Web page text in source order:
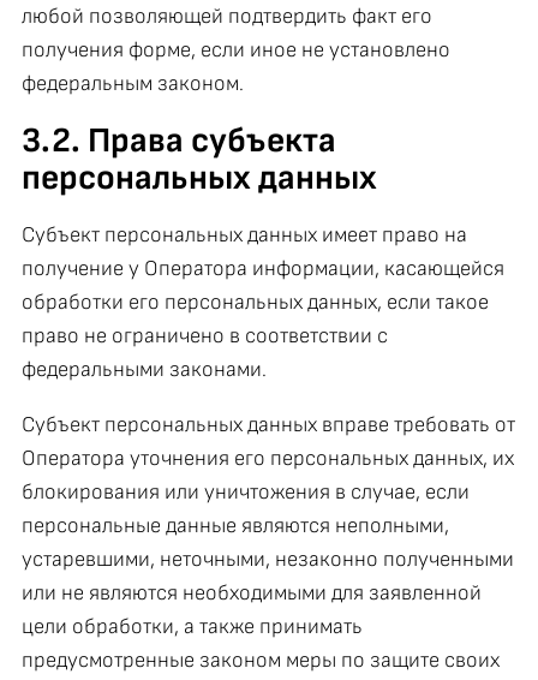
любой позволяющей подтвердить факт его
получения форме, если иное не установлено
федеральным законом.
3.2. Права субъекта
персональных данных
Субъект персональных данных имеет право на
получение у Оператора информации, касающейся
обработки его персональных данных, если такое
право не ограничено в соответствии с
федеральными законами.
Субъект персональных данных вправе требовать от
Оператора уточнения его персональных данных, их
блокирования или уничтожения в случае, если
персональные данные являются неполными,
устаревшими, неточными, незаконно полученными
или не являются необходимыми для заявленной
цели обработки, а также принимать
предусмотренные законом меры по защите своих